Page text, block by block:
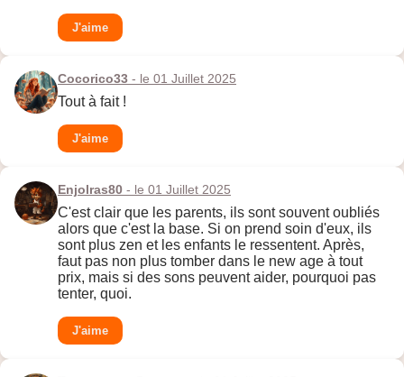
J'aime
Cocorico33 - le 01 Juillet 2025
Tout à fait !
J'aime
Enjolras80 - le 01 Juillet 2025
C'est clair que les parents, ils sont souvent oubliés
alors que c'est la base. Si on prend soin d'eux, ils
sont plus zen et les enfants le ressentent. Après,
faut pas non plus tomber dans le new age à tout
prix, mais si des sons peuvent aider, pourquoi pas
tenter, quoi.
J'aime